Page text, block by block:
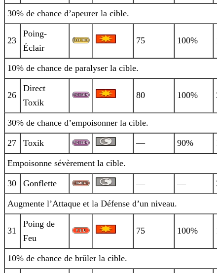
30% de chance d’apeurer la cible.
23
Poing-
Éclair
75 100%
10% de chance de paralyser la cible.
26
Direct
Toxik
80 100%
30% de chance d’empoisonner la cible.
27 Toxik — 90%
Empoisonne sévèrement la cible.
30 Gonflette — —
Augmente l’Attaque et la Défense d’un niveau.
31
Poing de
Feu
75 100%
10% de chance de brûler la cible.